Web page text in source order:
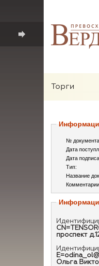
Торги
№
Дата
Дата
Тип:
Название
проспект
Ольга